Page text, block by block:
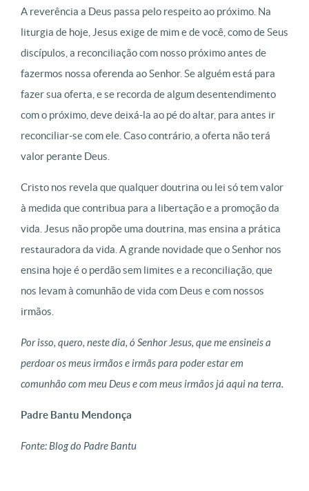
A reverência a Deus passa pelo respeito ao próximo. Na
liturgia de hoje, Jesus exige de mim e de você, como de Seus
discípulos, a reconciliação com nosso próximo antes de
fazermos nossa oferenda ao Senhor. Se alguém está para
fazer sua oferta, e se recorda de algum desentendimento
com o próximo, deve deixá-la ao pé do altar, para antes ir
reconciliar-se com ele. Caso contrário, a oferta não terá
valor perante Deus.
Cristo nos revela que qualquer doutrina ou lei só tem valor
à medida que contribua para a libertação e a promoção da
vida. Jesus não propõe uma doutrina, mas ensina a prática
restauradora da vida. A grande novidade que o Senhor nos
ensina hoje é o perdão sem limites e a reconciliação, que
nos levam à comunhão de vida com Deus e com nossos
irmãos.
Por isso, quero, neste dia, ó Senhor Jesus, que me ensineis a
perdoar os meus irmãos e irmãs para poder estar em
comunhão com meu Deus e com meus irmãos já aqui na terra.
Padre Bantu Mendonça
Fonte: Blog do Padre Bantu